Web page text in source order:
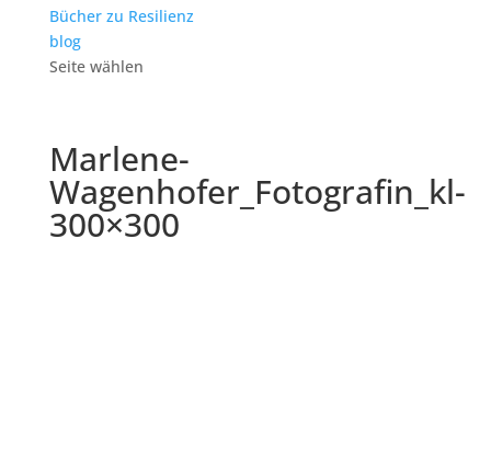
Bücher zu Resilienz
blog
Seite wählen
Marlene-
Wagenhofer_Fotografin_kl-
300×300